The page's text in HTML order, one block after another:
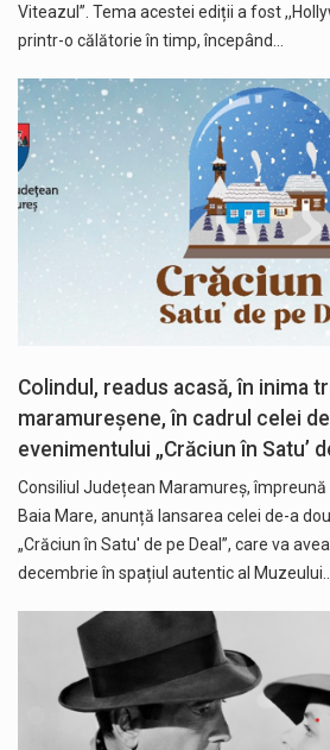
Viteazul”. Tema acestei ediții a fost
printr-o călătorie în timp, începând…
Colindul, readus acasă, în inima
maramureșene, în cadrul celei
evenimentului „Crăciun în Satu’
Consiliul Județean Maramureș,
Baia Mare, anunță lansarea celei de-a
„Crăciun în Satu' de pe Deal”, care va
decembrie în spațiul autentic al